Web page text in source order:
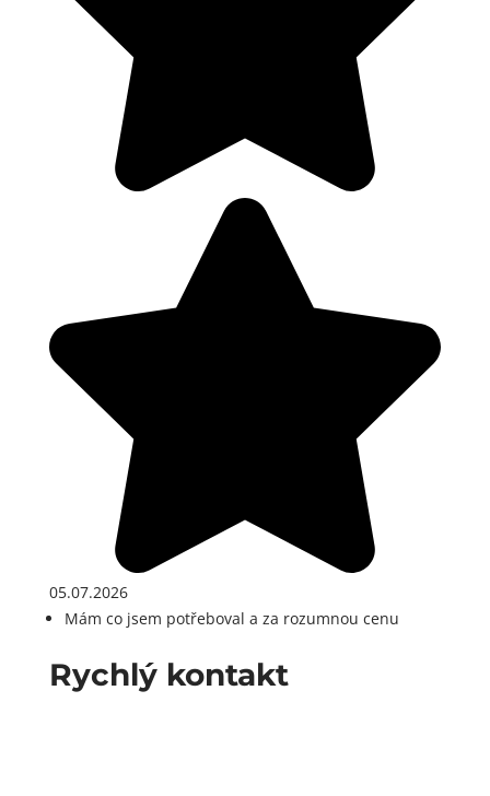
05.07.2026
Mám co jsem potřeboval a za rozumnou cenu
Rychlý kontakt